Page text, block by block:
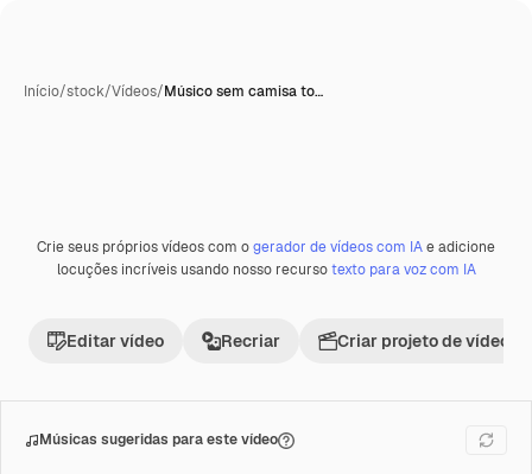
Início/stock/Vídeos/Músico sem camisa to…
Crie seus próprios vídeos com ogerador de vídeos com IAe adicione
locuções incríveis usando nosso recursotexto para voz com IA
Editar vídeo Recriar Criar projeto de vídeo
Músicas sugeridas para este vídeo